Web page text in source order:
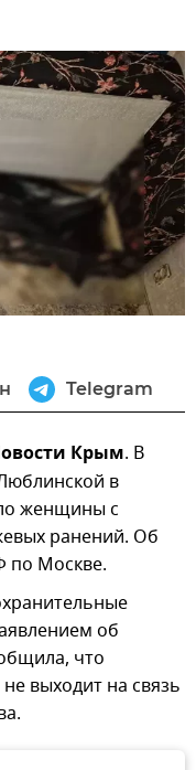
Telegram
Крым. В
в
женщины с
ранений. Об
по Москве.
об
что
выходит на связь